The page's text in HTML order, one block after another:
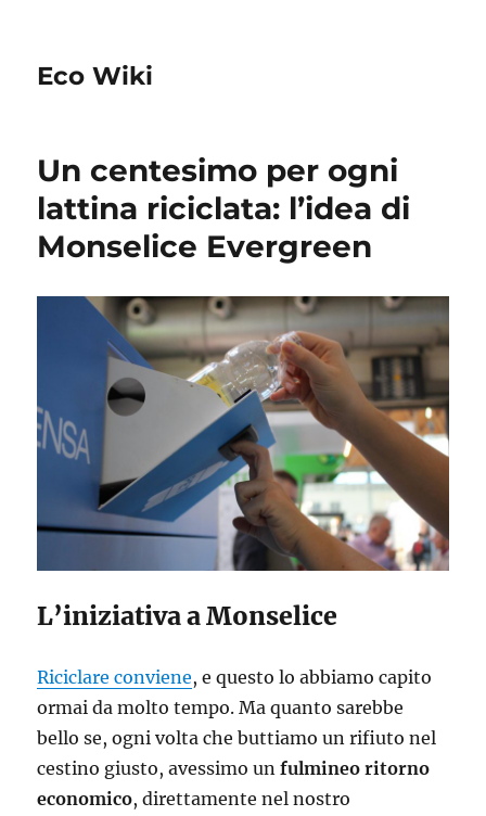
Eco Wiki
Un centesimo per ogni
lattina riciclata: l’idea di
Monselice Evergreen
L’iniziativa a Monselice
Riciclare conviene, e questo lo abbiamo capito
ormai da molto tempo. Ma quanto sarebbe
bello se, ogni volta che buttiamo un rifiuto nel
cestino giusto, avessimo unfulmineo ritorno
economico, direttamente nel nostro